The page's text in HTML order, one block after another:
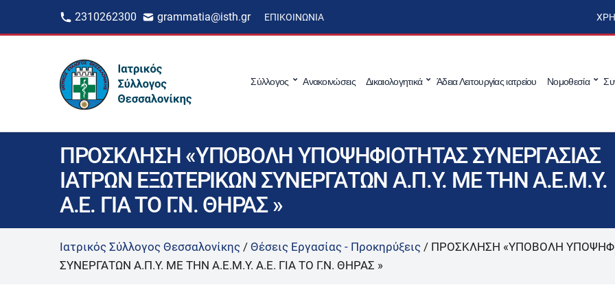
2310262300 grammatia@isth.gr ΕΠΙΚΟΙΝΩΝΊΑ
Σύλλογος Ανακοινώσεις Δικαιολογητικά Άδεια Λειτουργίας ιατρείου Νομοθεσία
ΠΡΟΣΚΛΗΣΗ «ΥΠΟΒΟΛΗ ΥΠΟΨΗΦΙΟΤΗΤΑΣ ΣΥΝΕΡΓΑΣΙΑΣ
ΙΑΤΡΩΝ ΕΞΩΤΕΡΙΚΩΝ ΣΥΝΕΡΓΑΤΩΝ Α.Π.Υ. ΜΕ ΤΗΝ Α.Ε.Μ.Υ.
Α.Ε. ΓΙΑ ΤΟ Γ.Ν. ΘΗΡΑΣ »
Ιατρικός Σύλλογος Θεσσαλονίκης / Θέσεις Εργασίας - Προκηρύξεις / ΠΡΟΣΚΛΗΣΗ «ΥΠΟΒΟΛΗ
ΣΥΝΕΡΓΑΤΩΝ Α.Π.Υ. ΜΕ ΤΗΝ Α.Ε.Μ.Υ. Α.Ε. ΓΙΑ ΤΟ Γ.Ν. ΘΗΡΑΣ »